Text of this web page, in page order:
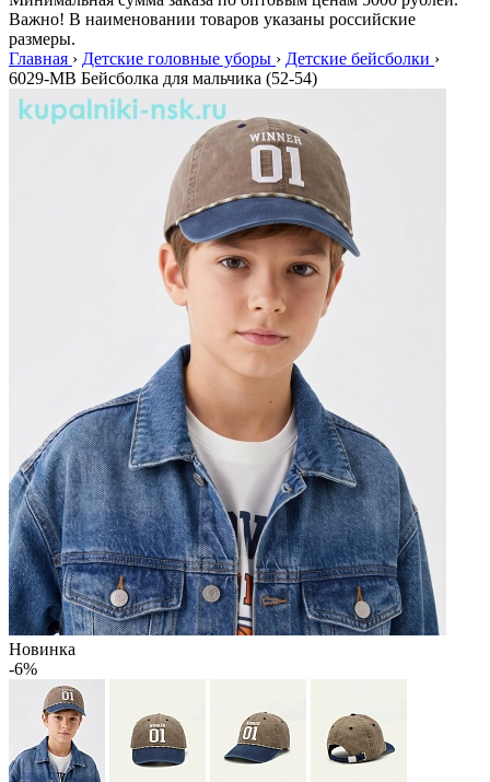
Важно! В наименовании товаров указаны российские
размеры.
Главная › Детские головные уборы › Детские бейсболки ›
6029-MB Бейсболка для мальчика (52-54)
Новинка
-6%